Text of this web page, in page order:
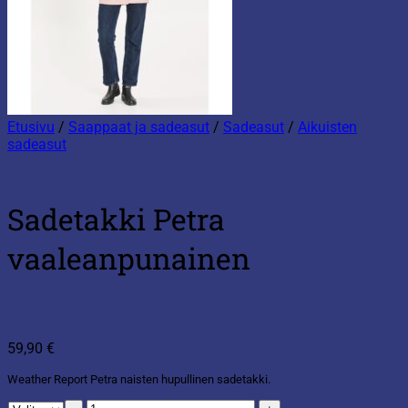
Etusivu / Saappaat ja sadeasut / Sadeasut / Aikuisten
sadeasut
Sadetakki Petra
vaaleanpunainen
59,90 €
Weather Report Petra naisten hupullinen sadetakki.